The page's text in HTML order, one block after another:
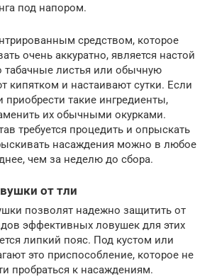
под напором.
средством, которое
очень аккуратно, является настой
табачные листья или обычную
кипятком и настаивают сутки. Если
такие ингредиенты,
их обычными окурками.
требуется процедить и опрыскать
насаждения можно в любое
чем за неделю до сбора.
от тли
позволят надежно защитить от
эффективных ловушек для этих
липкий пояс. Под кустом или
это приспособление, которое не
пробраться к насаждениям.